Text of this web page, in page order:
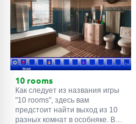
10 rooms
Как следует из названия игры
"10 rooms", здесь вам
предстоит найти выход из 10
разных комнат в особняке. В